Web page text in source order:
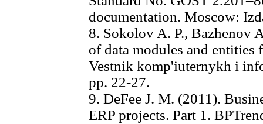
documentation. Moscow:
8. Sokolov A. P., Bazhenov
of data modules and entities
Vestnik komp'iuternykh i
pp. 22-27.
9. DeFee J. M. (2011).
ERP projects. Part 1.